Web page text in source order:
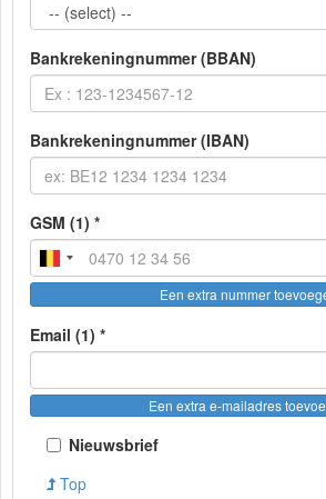
Bankrekeningnummer (BBAN)
Bankrekeningnummer (IBAN)
GSM (1) *
Een extra nummer
Email (1) *
Een extra e-mailadres
Nieuwsbrief
Top